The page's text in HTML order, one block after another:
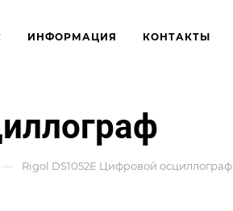
ИНФОРМАЦИЯ КОНТАКТЫ
— Rigol DS1052E Цифровой осциллограф